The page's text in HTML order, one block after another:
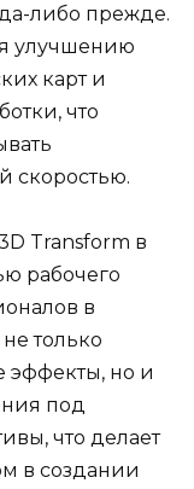
либо прежде.
улучшению
карт и
что
скоростью.
Transform в
рабочего
в
только
эффекты, но и
под
что делает
в создании